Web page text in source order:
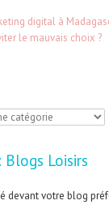
digital à
le mauvais choix ?
Blogs Loisirs
devant votre blog